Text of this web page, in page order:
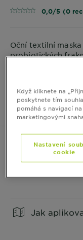
0,0/5 (0
Oční textilní
probiotických
Informace o
Jak
Když kliknete na
poskytnete tím
pomáhá s navigací
marketingovými
Nastavení
cookie